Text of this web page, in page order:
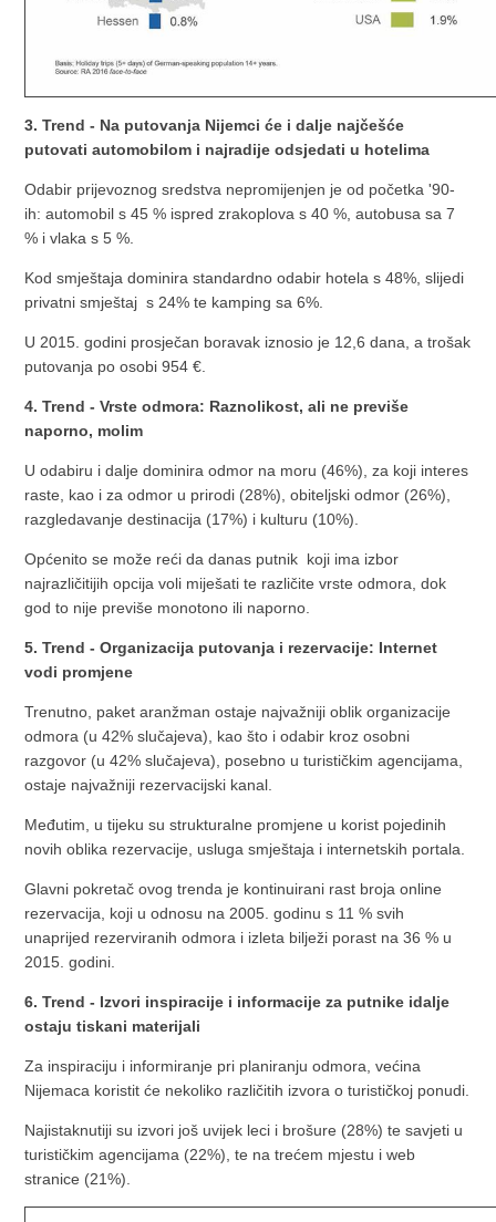
3. Trend - Na putovanja Nijemci će i dalje najčešće
putovati automobilom i najradije odsjedati u hotelima
Odabir prijevoznog sredstva nepromijenjen je od početka '90-
ih: automobil s 45 % ispred zrakoplova s 40 %, autobusa sa 7
% i vlaka s 5 %.
Kod smještaja dominira standardno odabir hotela s 48%, slijedi
privatni smještaj s 24% te kamping sa 6%.
U 2015. godini prosječan boravak iznosio je 12,6 dana, a trošak
putovanja po osobi 954 €.
4. Trend - Vrste odmora: Raznolikost, ali ne previše
naporno, molim
U odabiru i dalje dominira odmor na moru (46%), za koji interes
raste, kao i za odmor u prirodi (28%), obiteljski odmor (26%),
razgledavanje destinacija (17%) i kulturu (10%).
Općenito se može reći da danas putnik koji ima izbor
najrazličitijih opcija voli miješati te različite vrste odmora, dok
god to nije previše monotono ili naporno.
5. Trend - Organizacija putovanja i rezervacije: Internet
vodi promjene
Trenutno, paket aranžman ostaje najvažniji oblik organizacije
odmora (u 42% slučajeva), kao što i odabir kroz osobni
razgovor (u 42% slučajeva), posebno u turističkim agencijama,
ostaje najvažniji rezervacijski kanal.
Međutim, u tijeku su strukturalne promjene u korist pojedinih
novih oblika rezervacije, usluga smještaja i internetskih portala.
Glavni pokretač ovog trenda je kontinuirani rast broja online
rezervacija, koji u odnosu na 2005. godinu s 11 % svih
unaprijed rezerviranih odmora i izleta bilježi porast na 36 % u
2015. godini.
6. Trend - Izvori inspiracije i informacije za putnike idalje
ostaju tiskani materijali
Za inspiraciju i informiranje pri planiranju odmora, većina
Nijemaca koristit će nekoliko različitih izvora o turističkoj ponudi.
Najistaknutiji su izvori još uvijek leci i brošure (28%) te savjeti u
turističkim agencijama (22%), te na trećem mjestu i web
stranice (21%).